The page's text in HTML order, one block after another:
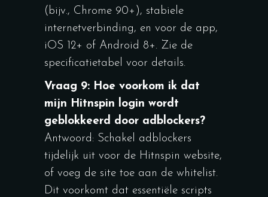
(bijv., Chrome 90+), stabiele
internetverbinding, en voor de app,
iOS 12+ of Android 8+. Zie de
specificatietabel voor details.
Vraag 9: Hoe voorkom ik dat
mijn Hitnspin login wordt
geblokkeerd door adblockers?
Antwoord: Schakel adblockers
tijdelijk uit voor de Hitnspin website,
of voeg de site toe aan de whitelist.
Dit voorkomt dat essentiële scripts